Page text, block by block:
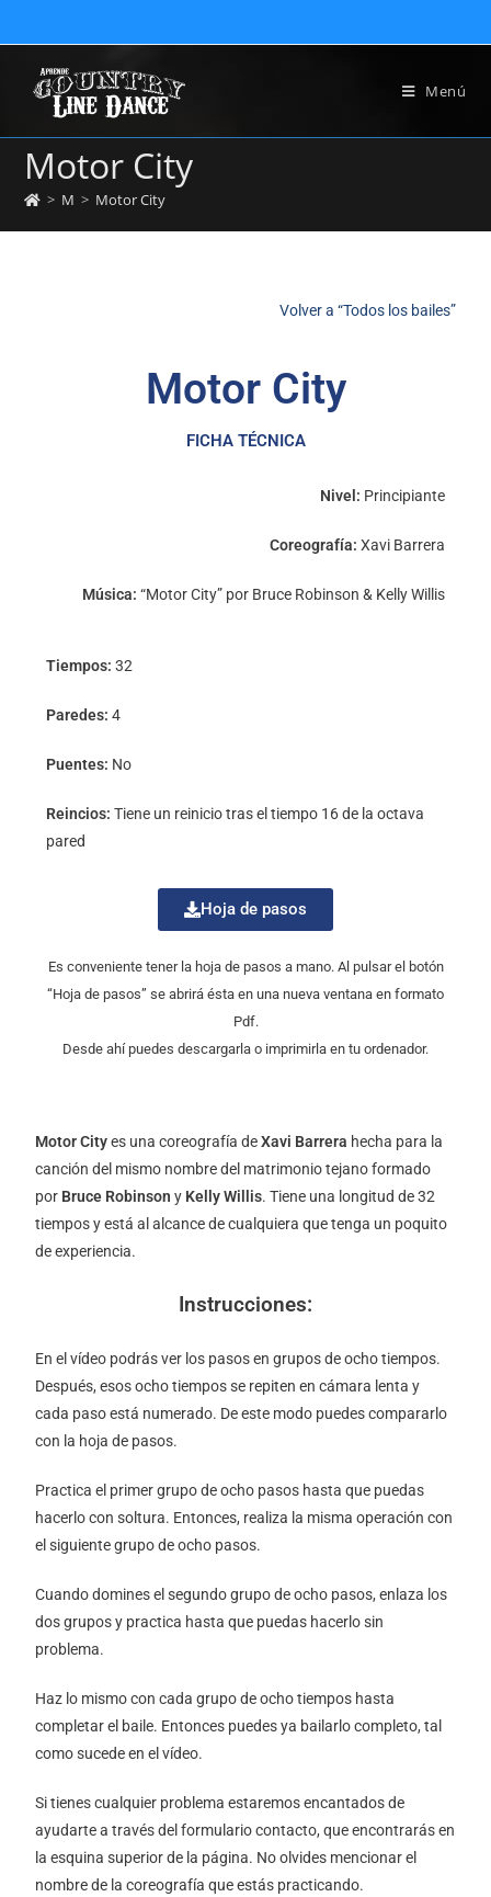
Menú
Motor City
> M > Motor City
Volver a “Todos los bailes”
Motor City
FICHA TÉCNICA
Nivel: Principiante
Coreografía: Xavi Barrera
Música: “Motor City” por Bruce Robinson & Kelly Willis
Tiempos: 32
Paredes: 4
Puentes: No
Reincios: Tiene un reinicio tras el tiempo 16 de la octava
pared
Hoja de pasos
Es conveniente tener la hoja de pasos a mano. Al pulsar el botón
“Hoja de pasos” se abrirá ésta en una nueva ventana en formato
Pdf.
Desde ahí puedes descargarla o imprimirla en tu ordenador.
Motor Cityes una coreografía deXavi Barrera hecha para la
canción del mismo nombre del matrimonio tejano formado
por Bruce Robinson y Kelly Willis. Tiene una longitud de 32
tiempos y está al alcance de cualquiera que tenga un poquito
de experiencia.
Instrucciones:
En el vídeo podrás ver los pasos en grupos de ocho tiempos.
Después, esos ocho tiempos se repiten en cámara lenta y
cada paso está numerado. De este modo puedes compararlo
con la hoja de pasos.
Practica el primer grupo de ocho pasos hasta que puedas
hacerlo con soltura. Entonces, realiza la misma operación con
el siguiente grupo de ocho pasos.
Cuando domines el segundo grupo de ocho pasos, enlaza los
dos grupos y practica hasta que puedas hacerlo sin
problema.
Haz lo mismo con cada grupo de ocho tiempos hasta
completar el baile. Entonces puedes ya bailarlo completo, tal
como sucede en el vídeo.
Si tienes cualquier problema estaremos encantados de
ayudarte a través del formulario contacto, que encontrarás en
la esquina superior de la página. No olvides mencionar el
nombre de la coreografía que estás practicando.